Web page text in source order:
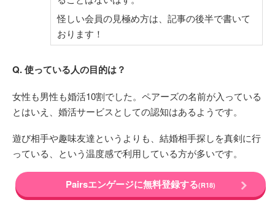
怪しい会員の見極め方は、記事の後半で書いて
おります！
Q. 使っている人の目的は？
女性も男性も婚活10割でした。ペアーズの名前が入っている
とはいえ、婚活サービスとしての認知はあるようです。
遊び相手や趣味友達というよりも、結婚相手探しを真剣に行
っている、という温度感で利用している方が多いです。
Pairsエンゲージに無料登録する(R18)